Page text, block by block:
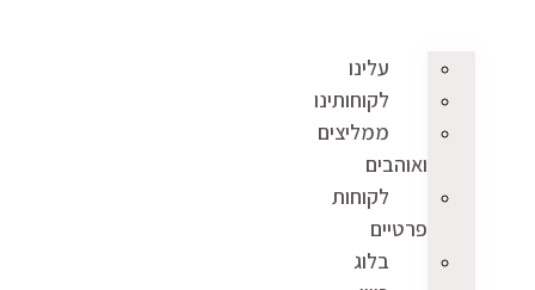
עלינו
לקוחותינו
ממליצים
ואוהבים
לקוחות
פרטיים
בלוג